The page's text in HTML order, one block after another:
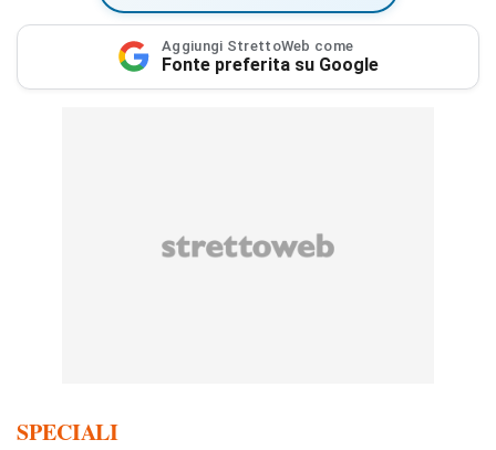
Aggiungi StrettoWeb come
Fonte preferita su Google
SPECIALI